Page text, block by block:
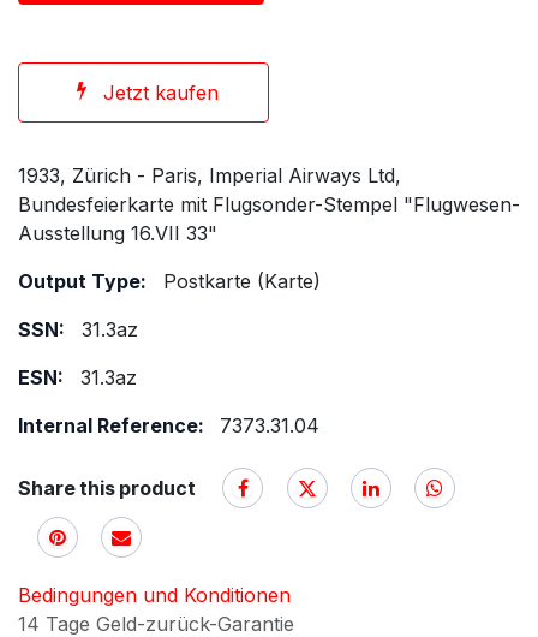
Jetzt kaufen
1933, Zürich - Paris, Imperial Airways Ltd,
Bundesfeierkarte mit Flugsonder-Stempel "Flugwesen-
Ausstellung 16.VII 33"
Output Type:
Postkarte (Karte)
SSN:
31.3az
ESN:
31.3az
Internal Reference:
7373.31.04
Share this product
Bedingungen und Konditionen
14 Tage Geld-zurück-Garantie